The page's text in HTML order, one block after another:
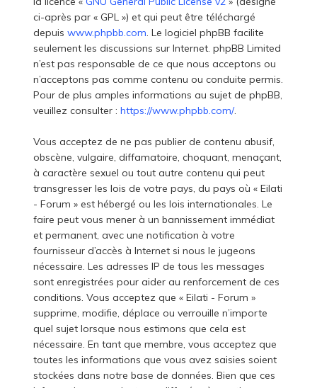
ci-après par « GPL ») et qui peut être téléchargé
depuiswww.phpbb.com. Le logiciel phpBB facilite
seulement les discussions sur Internet. phpBB Limited
n’est pas responsable de ce que nous acceptons ou
n’acceptons pas comme contenu ou conduite permis.
Pour de plus amples informations au sujet de phpBB,
veuillez consulter :https://www.phpbb.com/.
Vous acceptez de ne pas publier de contenu abusif,
obscène, vulgaire, diffamatoire, choquant, menaçant,
à caractère sexuel ou tout autre contenu qui peut
transgresser les lois de votre pays, du pays où « Eilati
- Forum » est hébergé ou les lois internationales. Le
faire peut vous mener à un bannissement immédiat
et permanent, avec une notification à votre
fournisseur d’accès à Internet si nous le jugeons
nécessaire. Les adresses IP de tous les messages
sont enregistrées pour aider au renforcement de ces
conditions. Vous acceptez que « Eilati - Forum »
supprime, modifie, déplace ou verrouille n’importe
quel sujet lorsque nous estimons que cela est
nécessaire. En tant que membre, vous acceptez que
toutes les informations que vous avez saisies soient
stockées dans notre base de données. Bien que ces